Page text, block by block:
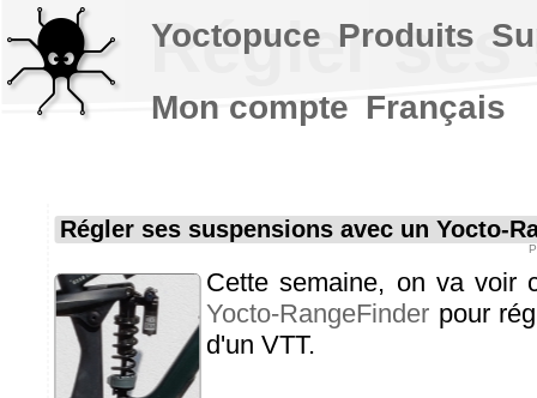
Régler
Régler ses suspensions avec un Yocto-
Cette semaine, on va voir
Yocto-RangeFinder pour
d'un VTT.
Yoctopuce Produits
Mon compte Français